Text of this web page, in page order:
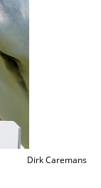
Dirk Caremans